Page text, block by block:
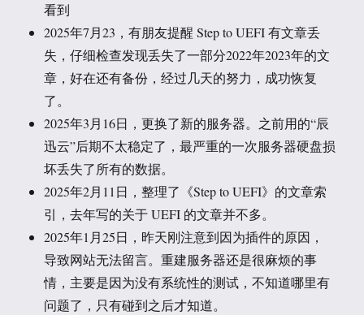
看到
2025年7月23，有朋友提醒 Step to UEFI 有文章丢
失，仔细检查发现丢失了一部分2022年2023年的文
章，好在还有备份，经过几天的努力，成功恢复
了。
2025年3月16日，更换了新的服务器。之前用的“辰
迅云”后期不太稳定了，最严重的一次服务器硬盘损
坏丢失了所有的数据。
2025年2月11日，整理了《Step to UEFI》的文章索
引，去年写的关于 UEFI 的文章并不多。
2025年1月25日，昨天刚注意到因为插件的原因，
导致网站无法留言。重建服务器还是很麻烦的事
情，主要是因为没有系统性的测试，不知道哪里有
问题了，只有碰到之后才知道。